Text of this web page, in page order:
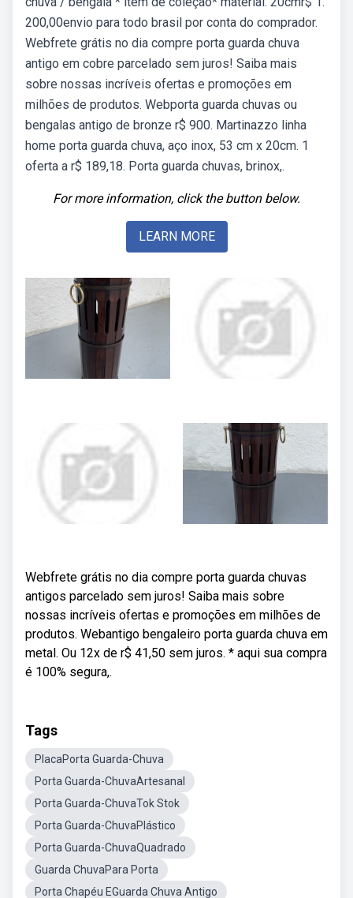
200,00envio para todo brasil por conta do comprador.
Webfrete grátis no dia compre porta guarda chuva
antigo em cobre parcelado sem juros! Saiba mais
sobre nossas incríveis ofertas e promoções em
milhões de produtos. Webporta guarda chuvas ou
bengalas antigo de bronze r$ 900. Martinazzo linha
home porta guarda chuva, aço inox, 53 cm x 20cm. 1
oferta a r$ 189,18. Porta guarda chuvas, brinox,.
For more information, click the button below.
LEARN MORE
Webfrete grátis no dia compre porta guarda chuvas
antigos parcelado sem juros! Saiba mais sobre
nossas incríveis ofertas e promoções em milhões de
produtos. Webantigo bengaleiro porta guarda chuva em
metal. Ou 12x de r$ 41,50 sem juros. * aqui sua compra
é 100% segura,.
Tags
PlacaPorta Guarda-Chuva
Porta Guarda-ChuvaArtesanal
Porta Guarda-ChuvaTok Stok
Porta Guarda-ChuvaPlástico
Porta Guarda-ChuvaQuadrado
Guarda ChuvaPara Porta
Porta Chapéu EGuarda Chuva Antigo